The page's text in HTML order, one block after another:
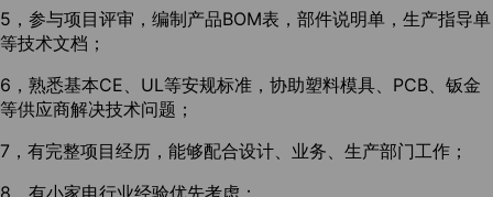
5，参与项目评审，编制产品BOM表，部件说明单，生产指导单
等技术文档；
6，熟悉基本CE、UL等安规标准，协助塑料模具、PCB、钣金
等供应商解决技术问题；
7，有完整项目经历，能够配合设计、业务、生产部门工作；
8，有小家电行业经验优先考虑；